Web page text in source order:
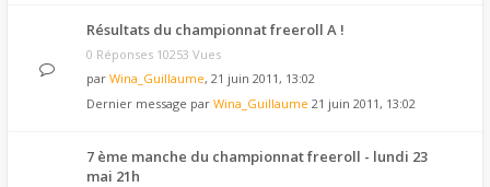
Résultats du championnat freeroll A !
0 Réponses 10253 Vues
par Wina_Guillaume, 21 juin 2011, 13:02
Dernier message par Wina_Guillaume 21 juin 2011, 13:02
7 ème manche du championnat freeroll - lundi 23
mai 21h